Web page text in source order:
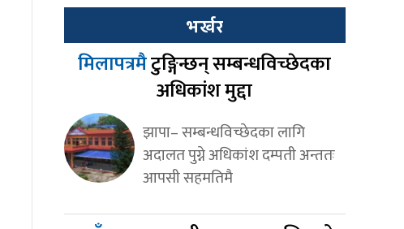
भर्खर
मिलापत्रमैटुङ्गिन्छन् सम्बन्धविच्छेदका
अधिकांश मुद्दा
झापा– सम्बन्धविच्छेदका लागि
अदालत पुग्ने अधिकांश दम्पती अन्ततः
आपसी सहमतिमै